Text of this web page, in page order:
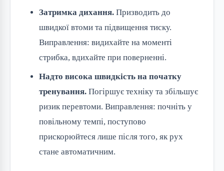
Затримка дихання. Призводить до
швидкої втоми та підвищення тиску.
Виправлення: видихайте на моменті
стрибка, вдихайте при поверненні.
Надто висока швидкість на початку
тренування. Погіршує техніку та збільшує
ризик перевтоми. Виправлення: почніть у
повільному темпі, поступово
прискорюйтеся лише після того, як рух
стане автоматичним.